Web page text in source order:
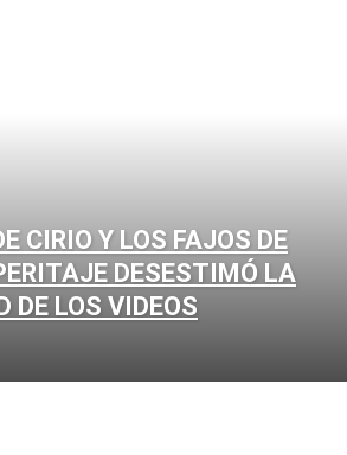
CIRIO Y LOS FAJOS DE
DESESTIMÓ LA
DE LOS VIDEOS